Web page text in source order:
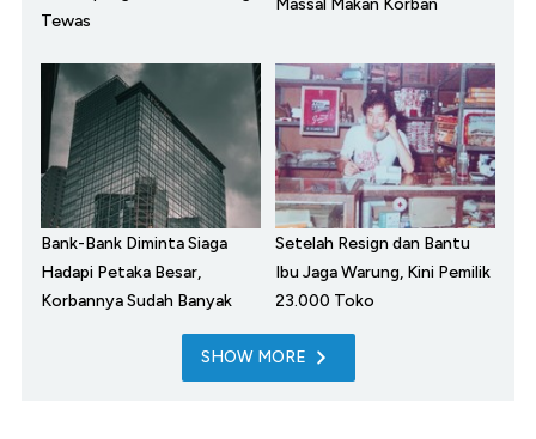
Tewas
Bank-Bank Diminta Siaga
Hadapi Petaka Besar,
Korbannya Sudah Banyak
Setelah Resign dan Bantu
Ibu Jaga Warung, Kini Pemilik
23.000 Toko
SHOW MORE